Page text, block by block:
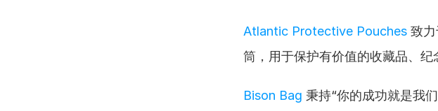
Atlantic Protective Pouches 致
筒，用于保护有价值的收藏品、纪
Bison Bag 秉持“你的成功就是我